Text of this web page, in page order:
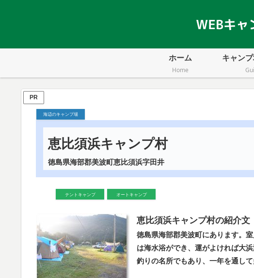
ホーム
Home
キャン
PR
海辺のキャンプ場
恵比須浜キャンプ村
徳島県海部郡美波町恵比須浜字田井
テントキャンプ オートキャンプ
恵比須浜キャンプ村の紹介文
徳島県海部郡美波町にあります。
は海水浴ができ、運がよければ大
釣りの名所でもあり、一年を通し